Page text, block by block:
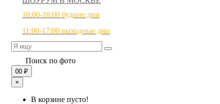
10:00-18:00 будние дни
11:00-17:00 выходные дни
Поиск по фото
00 ₽
×
В корзине пусто!